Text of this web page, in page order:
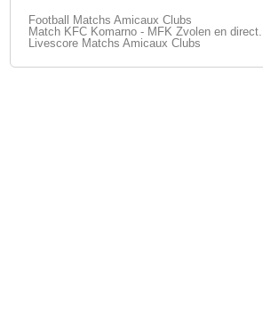
Football Matchs Amicaux Clubs
Match KFC Komarno - MFK Zvolen en direct.
Livescore Matchs Amicaux Clubs